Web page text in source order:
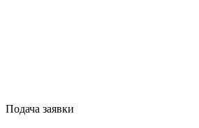
Подача заявки